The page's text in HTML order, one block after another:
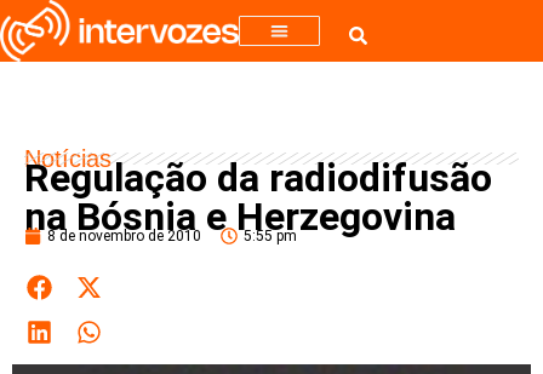
Notícias
Regulação da radiodifusão
na Bósnia e Herzegovina
8 de novembro de 2010 5:55 pm